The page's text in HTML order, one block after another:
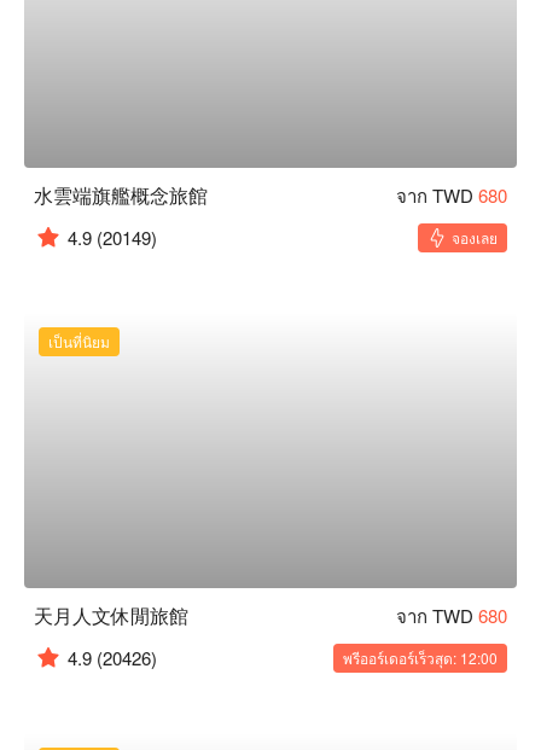
水雲端旗艦概念旅館 จาก TWD 680
4.9 (20149) จองเลย
เป็นที่นิยม
天月人文休閒旅館 จาก TWD 680
4.9 (20426) พรีออร์เดอร์เร็วสุด: 12:00